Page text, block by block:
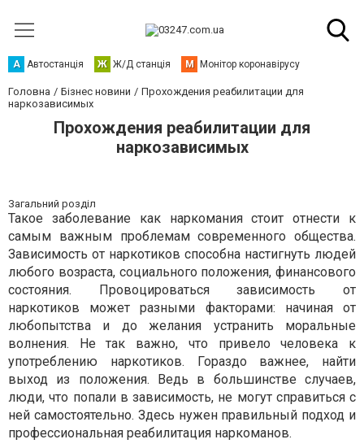
А Автостанція Ж Ж/Д станція М Монітор коронавірусу
Головна Бізнес новини
Прохождения реабилитации для
наркозависимых
Прохождения реабилитации для
наркозависимых
Загальний розділ
Такое заболевание как наркомания стоит отнести к
самым важным проблемам современного общества.
Зависимость от наркотиков способна настигнуть людей
любого возраста, социального положения, финансового
состояния. Провоцироваться зависимость от
наркотиков может разными факторами: начиная от
любопытства и до желания устранить моральные
волнения. Не так важно, что привело человека к
употреблению наркотиков. Гораздо важнее, найти
выход из положения. Ведь в большинстве случаев,
люди, что попали в зависимость, не могут справиться с
ней самостоятельно. Здесь нужен правильный подход и
профессиональная реабилитация наркоманов.